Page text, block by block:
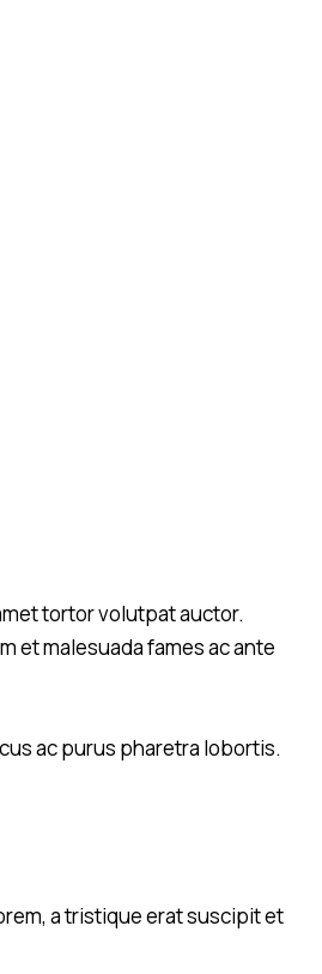
tortor volutpat auctor.
et malesuada fames ac ante
ac purus pharetra lobortis.
a tristique erat suscipit et